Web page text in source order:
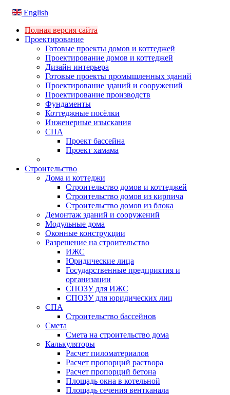
English
Полная версия сайта
Проектирование
Готовые проекты домов и коттеджей
Проектирование домов и коттеджей
Дизайн интерьера
Готовые проекты промышленных зданий
Проектирование зданий и сооружений
Проектирование производств
Фундаменты
Коттеджные посёлки
Инженерные изыскания
СПА
Проект бассейна
Проект хамама
Строительство
Дома и коттеджи
Строительство домов и коттеджей
Строительство домов из кирпича
Строительство домов из блока
Демонтаж зданий и сооружений
Модульные дома
Оконные конструкции
Разрешение на строительство
ИЖС
Юридические лица
Государственные предприятия и
организации
СПОЗУ для ИЖС
СПОЗУ для юридических лиц
СПА
Строительство бассейнов
Смета
Смета на строительство дома
Калькуляторы
Расчет пиломатериалов
Расчет пропорций раствора
Расчет пропорций бетона
Площадь окна в котельной
Площадь сечения вентканала